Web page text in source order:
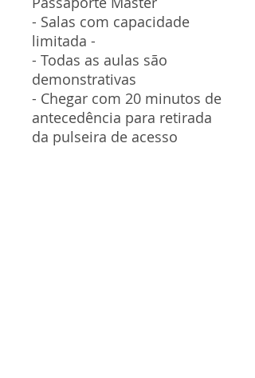
- Salas com capacidade
limitada -
- Todas as aulas são
demonstrativas
- Chegar com 20 minutos de
antecedência para retirada
da pulseira de acesso